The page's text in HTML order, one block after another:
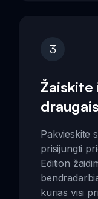
3
Žaiskite
draugais
Pakvieskite
prisijungti
Edition
kurias visi